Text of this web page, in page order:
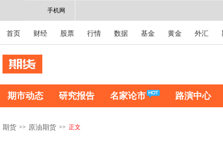
手机网
首页 财经 股票 行情 数据 基金 黄金 外汇
期市动态 研究报告 名家论市 路演中心
期货 >> 原油期货 >> 正文